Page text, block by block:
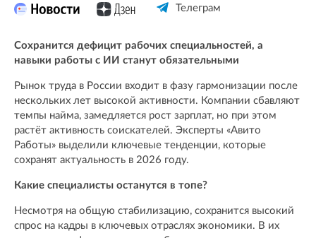
Телеграм
Сохранится дефицит рабочих специальностей, а
навыки работы с ИИ станут обязательными
Рынок труда в России входит в фазу гармонизации после
нескольких лет высокой активности. Компании сбавляют
темпы найма, замедляется рост зарплат, но при этом
растёт активность соискателей. Эксперты «Авито
Работы» выделили ключевые тенденции, которые
сохранят актуальность в 2026 году.
Какие специалисты останутся в топе?
Несмотря на общую стабилизацию, сохранится высокий
спрос на кадры в ключевых отраслях экономики. В их